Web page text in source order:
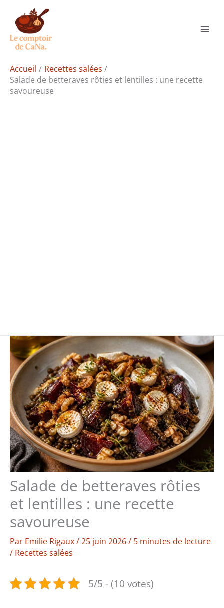
contenu
Accueil
Recettes salées
Salade de betteraves rôties et lentilles : une recette
savoureuse
Salade de betteraves rôties
et lentilles : une recette
savoureuse
Par Emilie Rigaux/25 juin 2026/ 5 minutes de lecture
/ Recettes salées
5/5 - (10 votes)
Rechercher